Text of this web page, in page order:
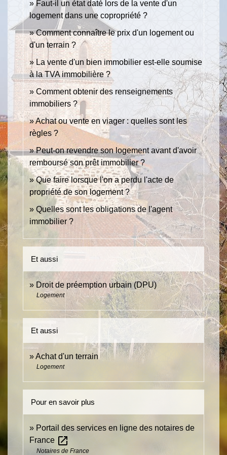
Faut-il un état daté lors de la vente d'un
logement dans une copropriété ?
Comment connaître le prix d'un logement ou
d'un terrain ?
La vente d'un bien immobilier est-elle soumise
à la TVA immobilière ?
Comment obtenir des renseignements
immobiliers ?
Achat ou vente en viager : quelles sont les
règles ?
Peut-on revendre son logement avant d'avoir
remboursé son prêt immobilier ?
Que faire lorsque l'on a perdu l'acte de
propriété de son logement ?
Quelles sont les obligations de l'agent
immobilier ?
Et aussi
Droit de préemption urbain (DPU)
Logement
Et aussi
Achat d'un terrain
Logement
Pour en savoir plus
Portail des services en ligne des notaires de
France open_in_new
Notaires de France